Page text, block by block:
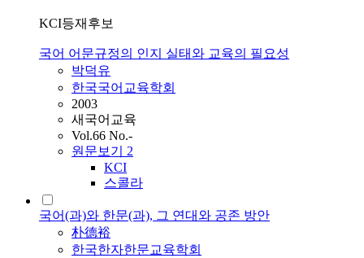
KCI등재후보
국어 어문규정의 인지 실태와 교육의 필요성
박덕유
한국국어교육학회
2003
새국어교육
Vol.66 No.-
원문보기 2
KCI
스콜라
국어(과)와 한문(과), 그 연대와 공존 방안
朴德裕
한국한자한문교육학회